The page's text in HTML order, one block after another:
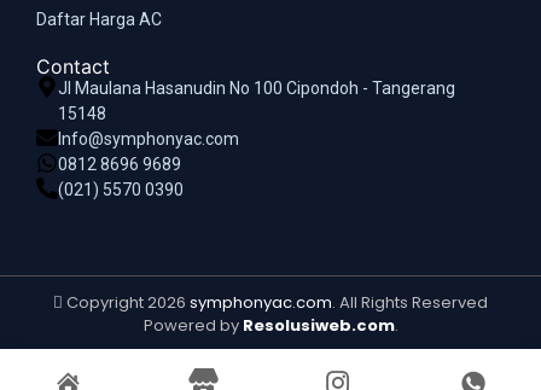
Daftar Harga AC
Contact
Jl Maulana Hasanudin No 100 Cipondoh - Tangerang
15148
Info@symphonyac.com
0812 8696 9689
(021) 5570 0390
Copyright 2026 symphonyac.com. All Rights Reserved
Powered by Resolusiweb.com.